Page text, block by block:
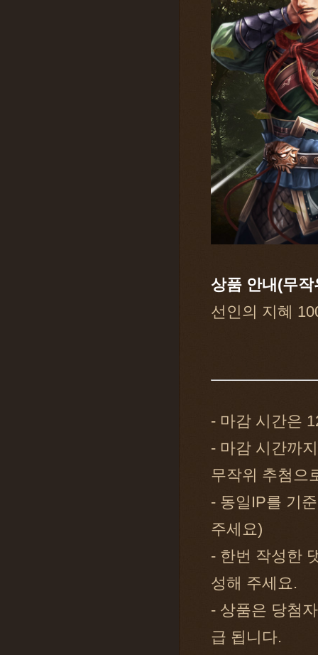
상품 안내(무
선인의 지혜
- 마감 시간은
- 마감 시간까
무작위 추첨으
- 동일IP를 기
주세요)
- 한번 작성한
성해 주세요.
- 상품은 당첨
급 됩니다.